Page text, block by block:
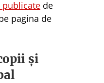
publicate de
pagina de
și